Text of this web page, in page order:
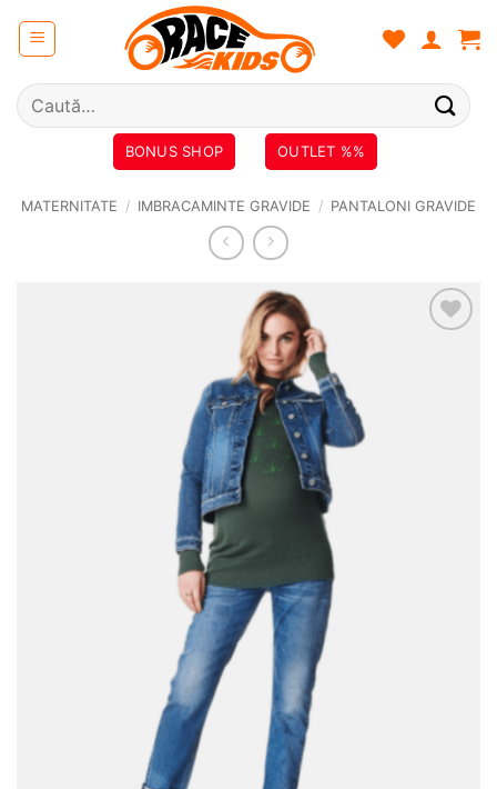
Caută
după:
BONUS SHOP OUTLET %%
MATERNITATE / IMBRACAMINTE GRAVIDE / PANTALONI GRAVIDE